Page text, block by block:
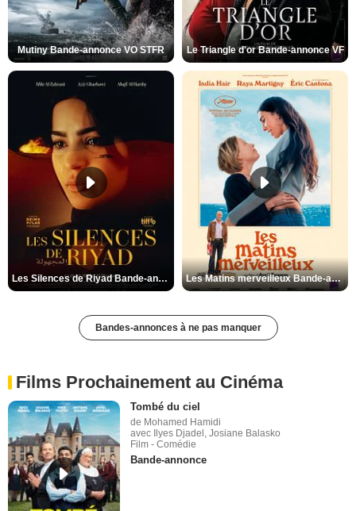
Mutiny Bande-annonce VO STFR Le Triangle d'or Bande-annonce VF
Les Silences de Riyad Bande-annonce VO STFR Les Matins merveilleux Bande-annonce VF
Bandes-annonces à ne pas manquer
Films Prochainement au Cinéma
Tombé du ciel
de Mohamed Hamidi
avec Ilyes Djadel, Josiane Balasko
Film - Comédie
Bande-annonce